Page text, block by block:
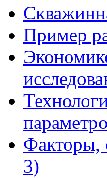
Пример
Факторы,
3)